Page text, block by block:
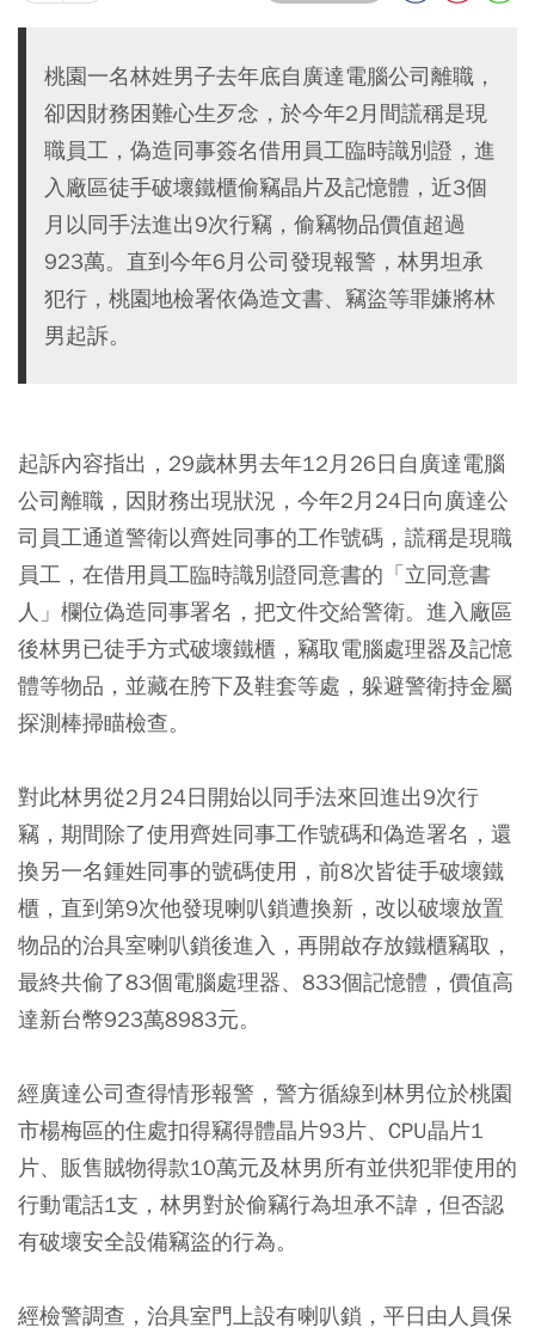
桃園一名林姓男子去年底自廣達電腦公司離職，
卻因財務困難心生歹念，於今年2月間謊稱是現
職員工，偽造同事簽名借用員工臨時識別證，進
入廠區徒手破壞鐵櫃偷竊晶片及記憶體，近3個
月以同手法進出9次行竊，偷竊物品價值超過
923萬。直到今年6月公司發現報警，林男坦承
犯行，桃園地檢署依偽造文書、竊盜等罪嫌將林
男起訴。
起訴內容指出，29歲林男去年12月26日自廣達電腦
公司離職，因財務出現狀況，今年2月24日向廣達公
司員工通道警衛以齊姓同事的工作號碼，謊稱是現職
員工，在借用員工臨時識別證同意書的「立同意書
人」欄位偽造同事署名，把文件交給警衛。進入廠區
後林男已徒手方式破壞鐵櫃，竊取電腦處理器及記憶
體等物品，並藏在胯下及鞋套等處，躲避警衛持金屬
探測棒掃瞄檢查。
對此林男從2月24日開始以同手法來回進出9次行
竊，期間除了使用齊姓同事工作號碼和偽造署名，還
換另一名鍾姓同事的號碼使用，前8次皆徒手破壞鐵
櫃，直到第9次他發現喇叭鎖遭換新，改以破壞放置
物品的治具室喇叭鎖後進入，再開啟存放鐵櫃竊取，
最終共偷了83個電腦處理器、833個記憶體，價值高
達新台幣923萬8983元。
經廣達公司查得情形報警，警方循線到林男位於桃園
市楊梅區的住處扣得竊得體晶片93片、CPU晶片1
片、販售賊物得款10萬元及林男所有並供犯罪使用的
行動電話1支，林男對於偷竊行為坦承不諱，但否認
有破壞安全設備竊盜的行為。
經檢警調查，治具室門上設有喇叭鎖，平日由人員保